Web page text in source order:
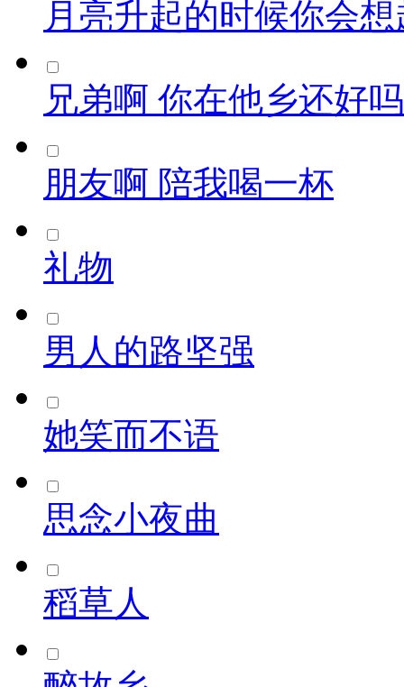
月亮升起的时候你会
兄弟啊 你在他乡还好吗
朋友啊 陪我喝一杯
礼物
男人的路坚强
她笑而不语
思念小夜曲
稻草人